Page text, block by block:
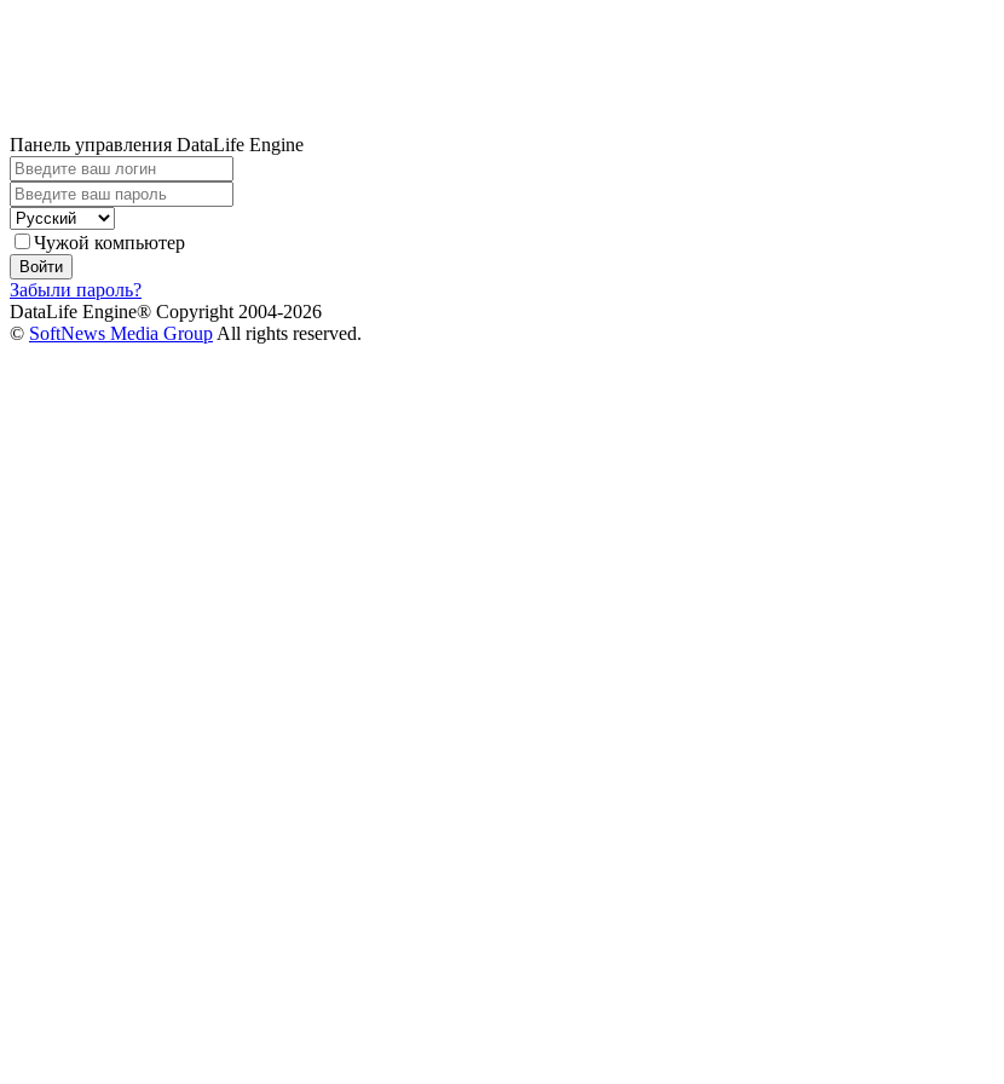
Панель управления DataLife Engine
Чужой компьютер
Войти
Забыли пароль?
DataLife Engine® Copyright 2004-2026
© SoftNews Media Group All rights reserved.